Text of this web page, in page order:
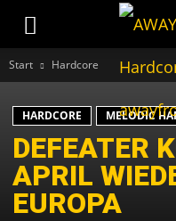
Start Hardcore
HARDCORE MELODIC
DEFEATER
APRIL
EUROPA